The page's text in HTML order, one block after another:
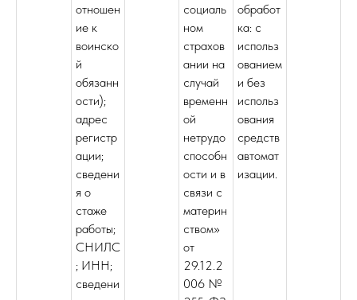
отношен
ие к
воинско
й
обязанн
ости);
адрес
регистр
ации;
сведени
я о
стаже
работы;
СНИЛС
; ИНН;
сведени
социаль
ном
страхов
ании на
случай
временн
ой
нетрудо
способн
ости и в
связи с
материн
ством»
от
29.12.2
006 №
обработ
ка: с
использ
ованием
и без
использ
ования
средств
автомат
изации.